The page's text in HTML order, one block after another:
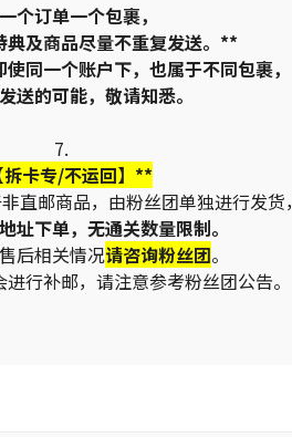
个订单一个包裹，
典及商品尽量不重复发送。**
同一个账户下，也属于不同包裹，
送的可能，敬请知悉。
7.
卡专/不运回】**
直邮商品，由粉丝团单独进行发货，
址下单，无通关数量限制。
后相关情况请咨询粉丝团。
行补邮，请注意参考粉丝团公告。